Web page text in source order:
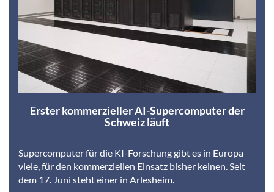
Erster kommerzieller AI-Supercomputer der
Schweiz läuft
Supercomputer für die KI-Forschung gibt es in Europa
viele, für den kommerziellen Einsatz bisher keinen. Seit
dem 17. Juni steht einer in Arlesheim.